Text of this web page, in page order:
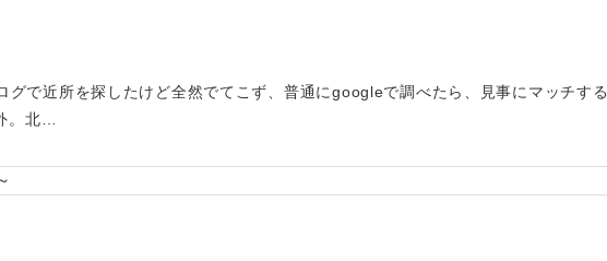
グで近所を探したけど全然でてこず、普通にgoogleで調べたら、見事にマッチする
。北…